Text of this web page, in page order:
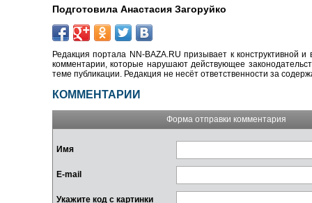
Подготовила Анастасия Загоруйко
Редакция портала NN-BAZA.RU призывает к конструктивной
комментарии, которые нарушают действующее
теме публикации. Редакция не несёт ответственности за
КОММЕНТАРИИ
Форма отправки комментария
Имя
E-mail
Укажите код с картинки